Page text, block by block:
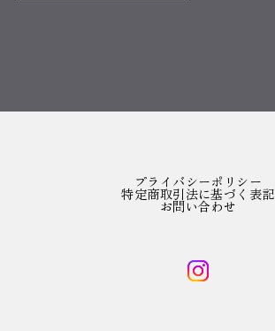
プライバシーポリシー
特定商取引法に基づく表記
お問い合わせ